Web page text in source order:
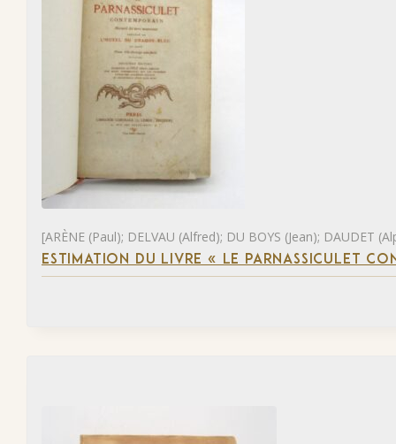
[ARÈNE (Paul); DELVAU (Alfred); DU BOYS (Jean); DAUDET
ESTIMATION DU LIVRE « LE PARNASSICULET